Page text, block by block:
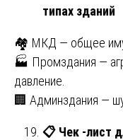
типах зданий
🏘️ МКД — общее
🏭 Промздания —
давление.
🏢 Админздания —
📋 Чек -лист